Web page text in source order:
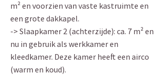
m² en voorzien van vaste kastruimte en
een grote dakkapel.
-> Slaapkamer 2 (achterzijde): ca. 7 m² en
nu in gebruik als werkkamer en
kleedkamer. Deze kamer heeft een airco
(warm en koud).